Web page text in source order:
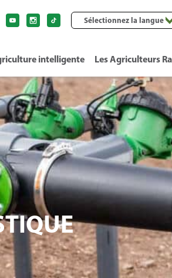
intelligente Les Agriculteurs
Sélectionnez la langue